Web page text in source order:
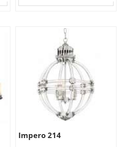
В КОРЗИНУ
Impero 214